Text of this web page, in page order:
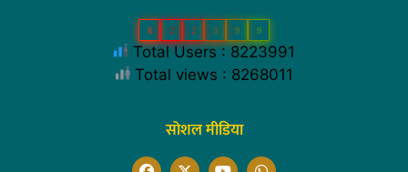
8 2 2 3 9 9
Total Users : 8223991
Total views : 8268011
सोशल मीडिया